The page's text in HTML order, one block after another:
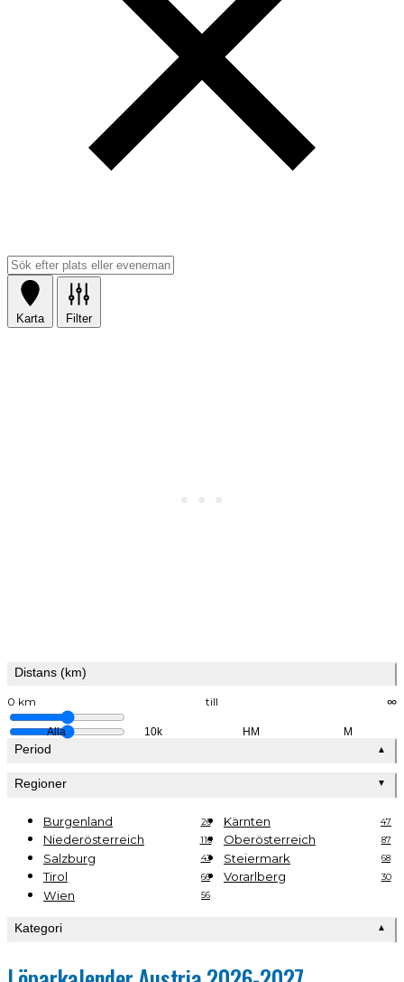
Karta Filter
Distans (km)
0 km till ∞
Alla 10k HM M
Period ▲
Regioner ▼
Burgenland 26 Kärnten 47
Niederösterreich 116 Oberösterreich 87
Salzburg 43 Steiermark 68
Tirol 66 Vorarlberg 30
Wien 56
Kategori ▲